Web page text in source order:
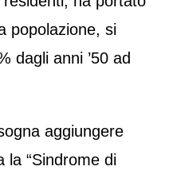
popolazione, si
dagli anni ’50 ad
aggiungere
la “Sindrome di